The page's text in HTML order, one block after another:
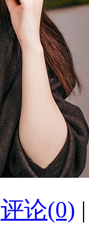
评论(0)